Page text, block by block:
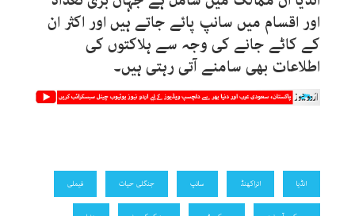
اور اقسام میں سانپ پائے جاتے ہیں اور اکثر ان
کے کاٹے جانے کی وجہ سے ہلاکتوں کی
اطلاعات بھی سامنے آتی رہتی ہیں۔
انڈیا اتراکھنڈ سانپ جنگلی حیات فیملی